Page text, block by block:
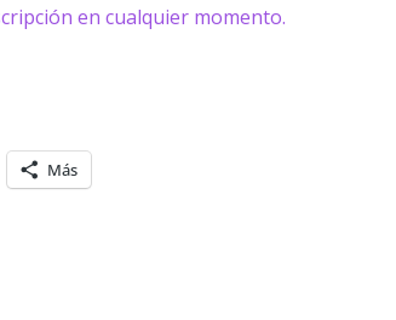
en cualquier momento.
Más